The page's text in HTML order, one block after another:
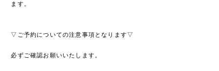
ます。
▽ご予約についての注意事項となります▽
必ずご確認お願いいたします。